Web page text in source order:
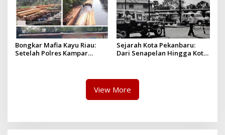
Bongkar Mafia Kayu Riau:
Setelah Polres Kampar
Hapus Berita Kian Menguat
Sejarah Kota Pekanbaru:
Dari Senapelan Hingga Kota
View More